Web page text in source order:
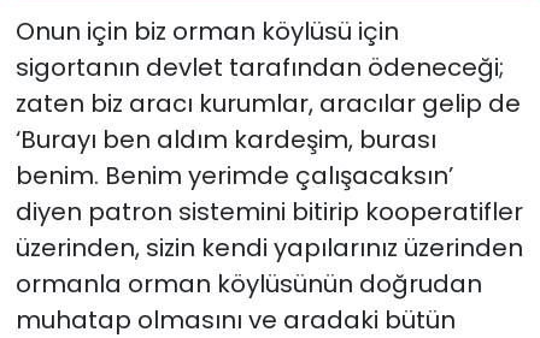
Onun için biz orman köylüsü için
sigortanın devlet tarafından ödeneceği;
zaten biz aracı kurumlar, aracılar gelip de
‘Burayı ben aldım kardeşim, burası
benim. Benim yerimde çalışacaksın’
diyen patron sistemini bitirip kooperatifler
üzerinden, sizin kendi yapılarınız üzerinden
ormanla orman köylüsünün doğrudan
muhatap olmasını ve aradaki bütün